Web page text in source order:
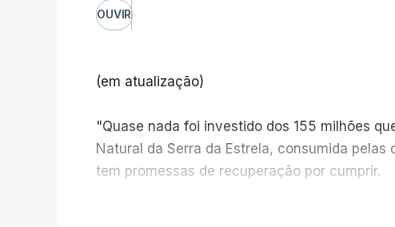
OUVIR
(em atualização)
"Quase nada foi investido dos 155 milhões
Natural da Serra da Estrela, consumida
tem promessas de recuperação por cumprir.